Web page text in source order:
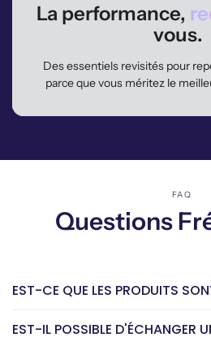
La performance,
vous.
Des essentiels revisités pour
parce que vous méritez le
FAQ
Questions
EST-CE QUE LES PRODUITS
EST-IL POSSIBLE D'ÉCHANGER